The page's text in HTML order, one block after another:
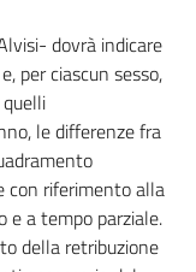
dovrà indicare
per ciascun sesso,
le differenze fra
con riferimento alla
e a tempo parziale.
della retribuzione